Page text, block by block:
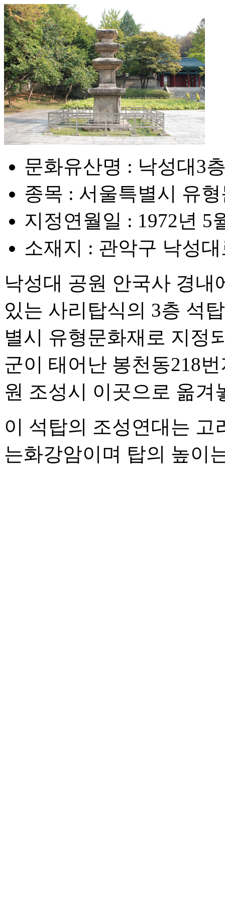
문화유산명 : 낙성대3
종목 : 서울특별시 유
지정연월일 : 1972년 5
소재지 : 관악구 낙성대
낙성대 공원 안국사 경
있는 사리탑식의 3층 석
별시 유형문화재로 지정
군이 태어난 봉천동218
원 조성시 이곳으로 옮겨
이 석탑의 조성연대는 고
는화강암이며 탑의 높이